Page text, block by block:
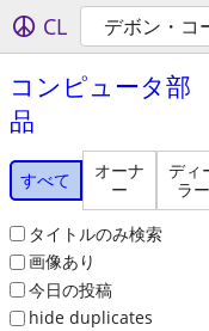
CL デボン・コ
コンピュータ部
品
すべて
オーナ
ー
ディ
ラー
タイトルのみ検索
画像あり
今日の投稿
hide duplicates